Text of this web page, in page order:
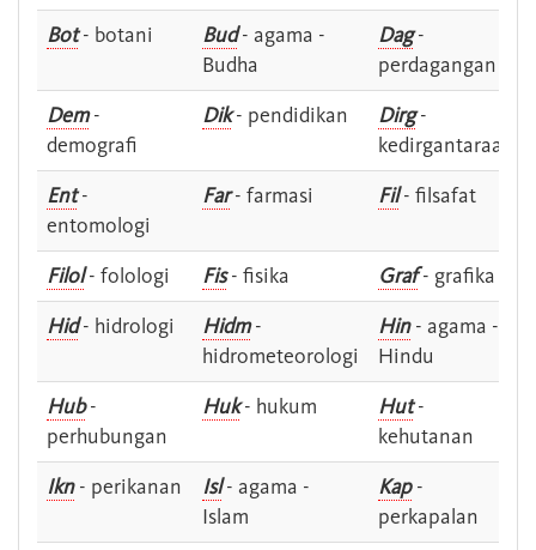
Bot- botani Bud- agama -
Budha
Dag-
perdagangan
Dem-
demografi
Dik- pendidikan Dirg-
kedirgantaraan
Ent-
entomologi
Far- farmasi Fil- filsafat
Filol- folologi Fis- fisika Graf- grafika
Hid- hidrologi Hidm-
hidrometeorologi
Hin- agama -
Hindu
Hub-
perhubungan
Huk- hukum Hut-
kehutanan
Ikn- perikanan Isl- agama -
Islam
Kap-
perkapalan